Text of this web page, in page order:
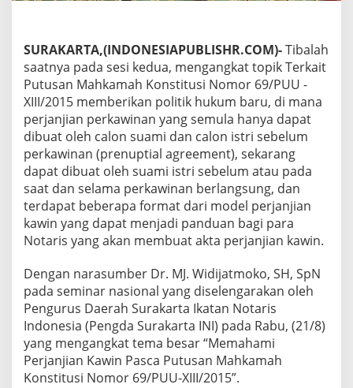
k
a
i
P
e
r
j
a
n
j
i
a
n
w
i
n
P
s
c
a
SURAKARTA,(INDONESIAPUBLISHR.COM)-Tibalah
saatnya pada sesi kedua, mengangkat topik Terkait
Putusan Mahkamah Konstitusi Nomor 69/PUU -
XIII/2015 memberikan politik hukum baru, di mana
perjanjian perkawinan yang semula hanya dapat
dibuat oleh calon suami dan calon istri sebelum
perkawinan (prenuptial agreement), sekarang
dapat dibuat oleh suami istri sebelum atau pada
saat dan selama perkawinan berlangsung, dan
terdapat beberapa format dari model perjanjian
kawin yang dapat menjadi panduan bagi para
Notaris yang akan membuat akta perjanjian kawin.
Dengan narasumber Dr. MJ. Widijatmoko, SH, SpN
pada seminar nasional yang diselengarakan oleh
Pengurus Daerah Surakarta Ikatan Notaris
Indonesia (Pengda Surakarta INI) pada Rabu, (21/8)
yang mengangkat tema besar “Memahami
Perjanjian Kawin Pasca Putusan Mahkamah
Konstitusi Nomor 69/PUU-XIII/2015”.